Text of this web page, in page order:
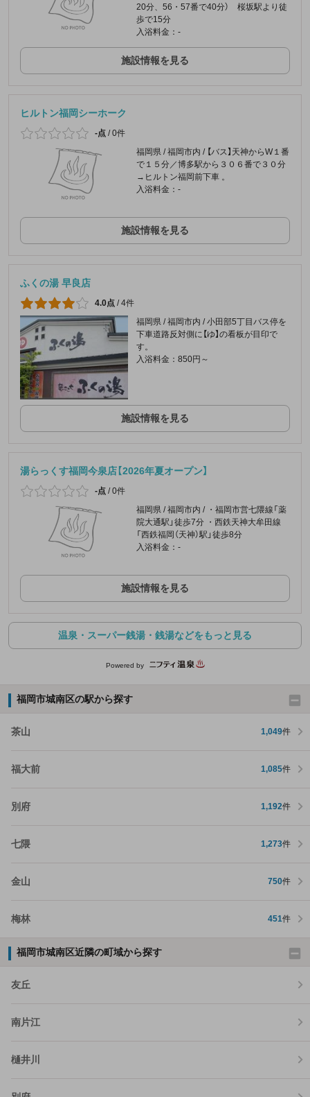
20分、56・57番で40分） 桜坂駅より徒
歩で15分
入浴料金：-
施設情報を見る
ヒルトン福岡シーホーク
-点 /0件
福岡県 / 福岡市内 / 【バス】天神からW１番
で１５分／博多駅から３０６番で３０分
→ヒルトン福岡前下車 。
入浴料金：-
施設情報を見る
ふくの湯 早良店
4.0点 /4件
福岡県 / 福岡市内 / 小田部5丁目バス停を
下車道路反対側に【ゆ】の看板が目印で
す。
入浴料金：850円～
施設情報を見る
湯らっくす福岡今泉店【2026年夏オープン】
-点 /0件
福岡県 / 福岡市内 / ・福岡市営七隈線「薬
院大通駅」徒歩7分 ・西鉄天神大牟田線
「西鉄福岡（天神）駅」徒歩8分
入浴料金：-
施設情報を見る
温泉・スーパー銭湯・銭湯などをもっと見る
Powered by
福岡市城南区の駅から探す
茶山 1,049件
福大前 1,085件
別府 1,192件
七隈 1,273件
金山 750件
梅林 451件
福岡市城南区近隣の町域から探す
友丘
南片江
樋井川